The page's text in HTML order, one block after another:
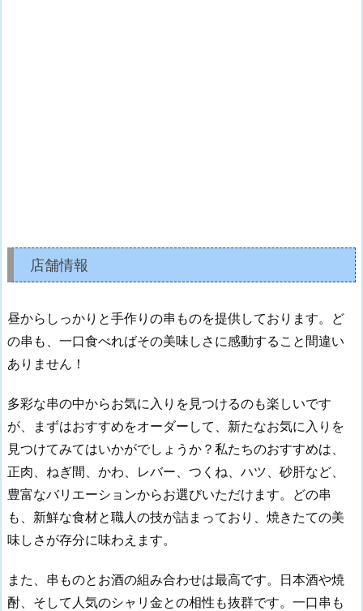
店舗情報
昼からしっかりと手作りの串ものを提供しております。ど
の串も、一口食べればその美味しさに感動すること間違い
ありません！
多彩な串の中からお気に入りを見つけるのも楽しいです
が、まずはおすすめをオーダーして、新たなお気に入りを
見つけてみてはいかがでしょうか？私たちのおすすめは、
正肉、ねぎ間、かわ、レバー、つくね、ハツ、砂肝など、
豊富なバリエーションからお選びいただけます。どの串
も、新鮮な食材と職人の技が詰まっており、焼きたての美
味しさが存分に味わえます。
また、串ものとお酒の組み合わせは最高です。日本酒や焼
酎、そして人気のシャリ金との相性も抜群です。一口串も